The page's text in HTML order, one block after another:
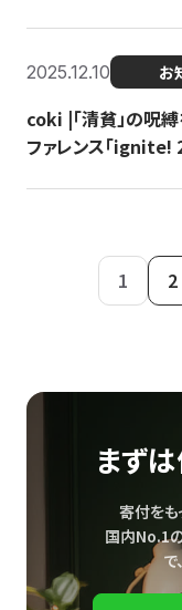
2025.12.10 お
coki |「清貧」の呪
ファレンス「ignite!
1 2
まず
寄付をも
国内No.1
で